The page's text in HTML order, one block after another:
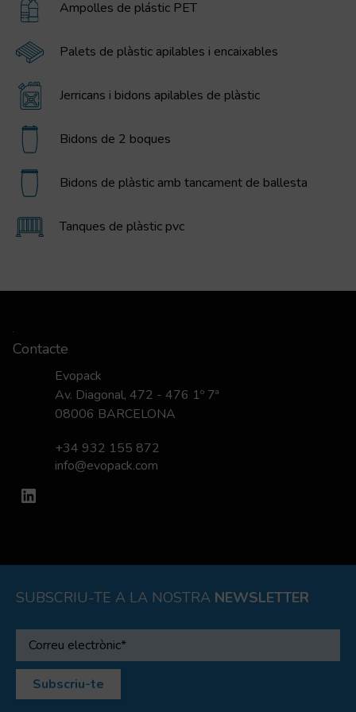
Ampolles de plástic PET
Palets de plàstic apilables i encaixables
Jerricans i bidons apilables de plàstic
Bidons de 2 boques
Bidons de plàstic amb tancament de ballesta
Tanques de plàstic pvc
Contacte
Evopack
Av. Diagonal, 472 - 476 1º 7ª
08006 BARCELONA
+34 932 155 872
info@evopack.com
LinkedIn
SUBSCRIU-TE A LA NOSTRA NEWSLETTER